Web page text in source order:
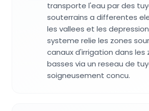
transporte l'eau par des
souterrains a differentes
les vallees et les
systeme relie les zones
canaux d'irrigation dans les
basses via un reseau de
soigneusement concu.